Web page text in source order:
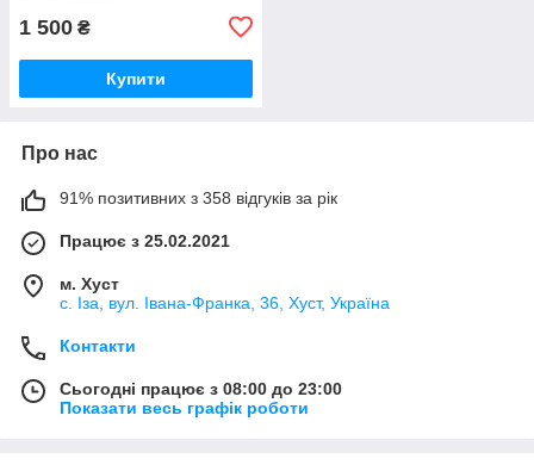
1 500 ₴
Купити
Про нас
91% позитивних з 358 відгуків за рік
Працює з 25.02.2021
м. Хуст
с. Іза, вул. Івана-Франка, 36, Хуст, Україна
Контакти
Сьогодні працює з 08:00 до 23:00
Показати весь графік роботи